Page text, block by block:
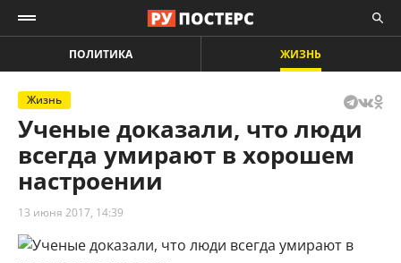
ПОЛИТИКА ЖИЗНЬ
Жизнь
Ученые доказали, что люди
всегда умирают в хорошем
настроении
13 июня 2017, 14:39